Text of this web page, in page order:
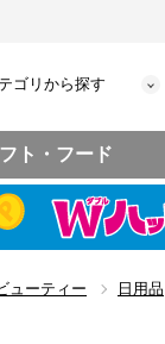
ゴリから探す
ト・フード
ューティー 日用品